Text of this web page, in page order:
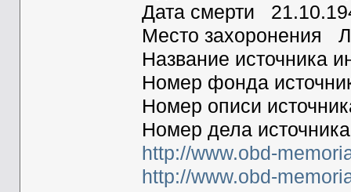
Дата смерти
Место захоронения
Название
Номер фонда
Номер описи
Номер дела
http://www.obd-
http://www.obd-